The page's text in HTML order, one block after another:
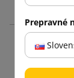
Prepravné